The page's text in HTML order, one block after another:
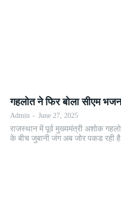
गहलोत ने फिर बोला सीएम
Admin - June 27, 2025
राजस्थान में पूर्व मुख्यमंत्री अशोक
के बीच जुबानी जंग अब जोर पकड रही है